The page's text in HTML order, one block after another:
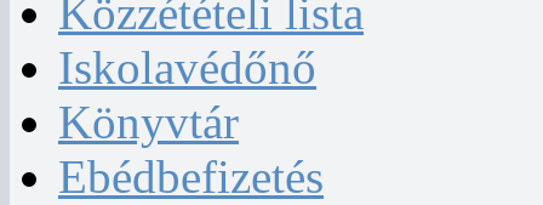
Közzétételi lista
Iskolavédőnő
Könyvtár
Ebédbefizetés